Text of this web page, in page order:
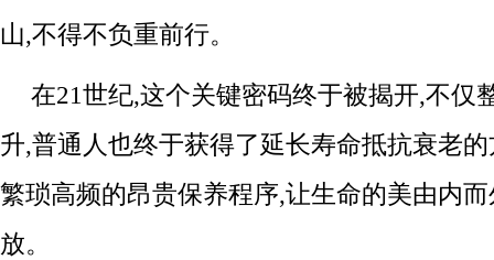
山,不得不负重前行。
在21世纪,这个关键密码终于被揭开,不仅
升,普通人也终于获得了延长寿命抵抗衰老
繁琐高频的昂贵保养程序,让生命的美由内
放。